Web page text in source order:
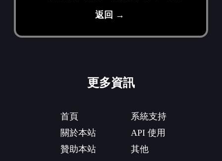
返回 →
更多資訊
首頁
關於本站
贊助本站
系統支持
API 使用
其他